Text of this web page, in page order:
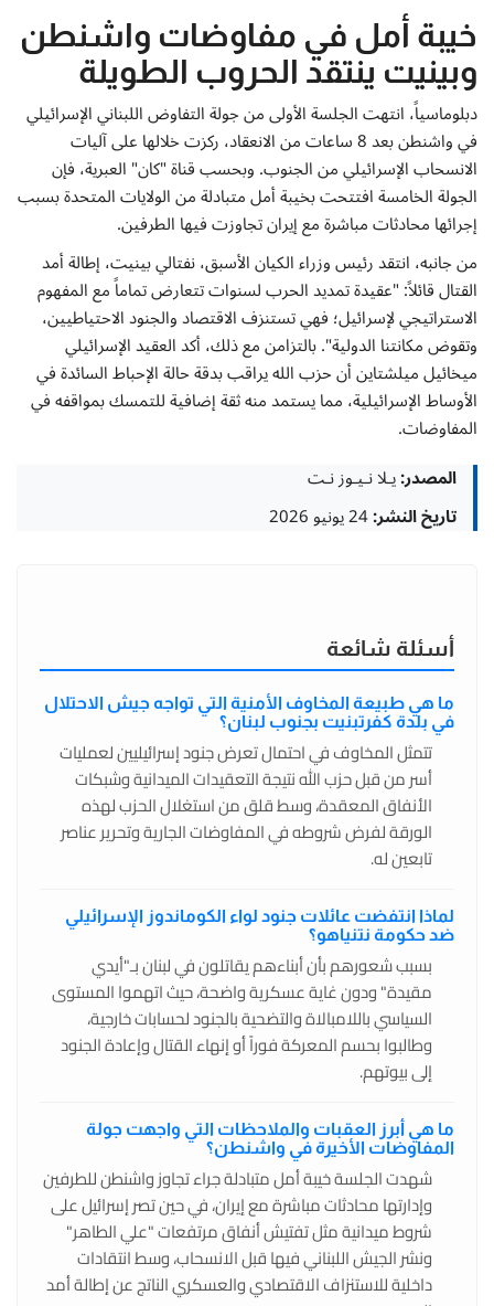
خيبة أمل في مفاوضات واشنطن
وبينيت ينتقد الحروب الطويلة
دبلوماسياً، انتهت الجلسة الأولى من جولة التفاوض اللبناني الإسرائيلي
في واشنطن بعد 8 ساعات من الانعقاد، ركزت خلالها على آليات
الانسحاب الإسرائيلي من الجنوب. وبحسب قناة "كان" العبرية، فإن
الجولة الخامسة افتتحت بخيبة أمل متبادلة من الولايات المتحدة بسبب
إجرائها محادثات مباشرة مع إيران تجاوزت فيها الطرفين.
من جانبه، انتقد رئيس وزراء الكيان الأسبق، نفتالي بينيت، إطالة أمد
القتال قائلاً: "عقيدة تمديد الحرب لسنوات تتعارض تماماً مع المفهوم
الاستراتيجي لإسرائيل؛ فهي تستنزف الاقتصاد والجنود الاحتياطيين،
وتقوض مكانتنا الدولية". بالتزامن مع ذلك، أكد العقيد الإسرائيلي
ميخائيل ميلشتاين أن حزب الله يراقب بدقة حالة الإحباط السائدة في
الأوساط الإسرائيلية، مما يستمد منه ثقة إضافية للتمسك بمواقفه في
المفاوضات.
المصدر:يـلا نـيـوز نـت
تاريخ النشر:
أسئلة شائعة
ما هي طبيعة المخاوف الأمنية التي تواجه جيش الاحتلال
في بلدة كفرتبنيت بجنوب لبنان؟
تتمثل المخاوف في احتمال تعرض جنود إسرائيليين لعمليات
أسر من قبل حزب الله نتيجة التعقيدات الميدانية وشبكات
الأنفاق المعقدة، وسط قلق من استغلال الحزب لهذه
الورقة لفرض شروطه في المفاوضات الجارية وتحرير عناصر
تابعين له.
لماذا انتفضت عائلات جنود لواء الكوماندوز الإسرائيلي
ضد حكومة نتنياهو؟
بسبب شعورهم بأن أبناءهم يقاتلون في لبنان بـ"أيدي
مقيدة" ودون غاية عسكرية واضحة، حيث اتهموا المستوى
السياسي باللامبالاة والتضحية بالجنود لحسابات خارجية،
وطالبوا بحسم المعركة فوراً أو إنهاء القتال وإعادة الجنود
إلى بيوتهم.
ما هي أبرز العقبات والملاحظات التي واجهت جولة
المفاوضات الأخيرة في واشنطن؟
شهدت الجلسة خيبة أمل متبادلة جراء تجاوز واشنطن للطرفين
وإدارتها محادثات مباشرة مع إيران، في حين تصر إسرائيل على
شروط ميدانية مثل تفتيش أنفاق مرتفعات "علي الطاهر"
ونشر الجيش اللبناني فيها قبل الانسحاب، وسط انتقادات
داخلية للاستنزاف الاقتصادي والعسكري الناتج عن إطالة أمد